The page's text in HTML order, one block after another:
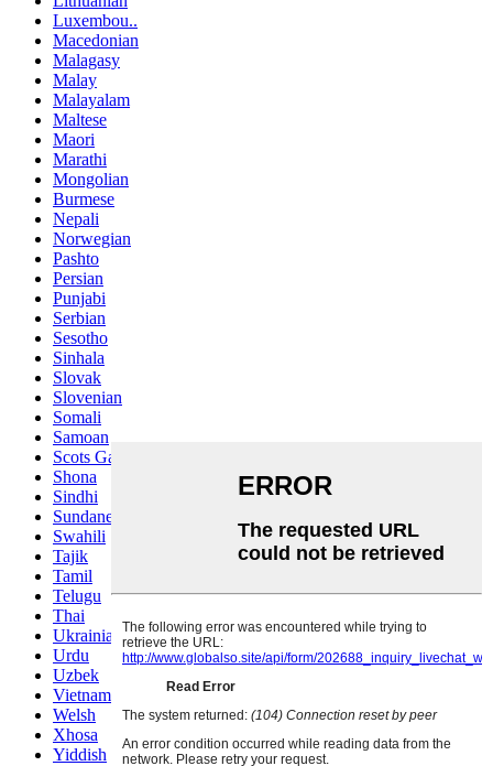
Luxembou..
Macedonian
Malagasy
Malay
Malayalam
Maltese
Maori
Marathi
Mongolian
Burmese
Nepali
Norwegian
Pashto
Persian
Punjabi
Serbian
Sesotho
Sinhala
Slovak
Slovenian
Somali
Samoan
Scots Gaelic
Shona
Sindhi
Sundanese
Swahili
Tajik
Tamil
Telugu
Thai
Ukrainian
Urdu
Uzbek
Vietnamese
Welsh
Xhosa
Yiddish